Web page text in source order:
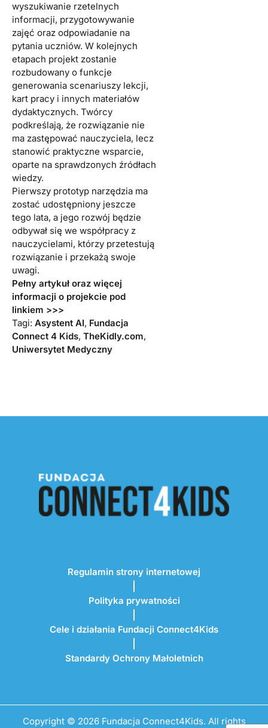
wyszukiwanie rzetelnych
informacji, przygotowywanie
zajęć oraz odpowiadanie na
pytania uczniów. W kolejnych
etapach projekt zostanie
rozbudowany o funkcje
generowania scenariuszy lekcji,
kart pracy i innych materiałów
dydaktycznych. Twórcy
podkreślają, że rozwiązanie nie
ma zastępować nauczyciela, lecz
stanowić praktyczne wsparcie,
oparte na sprawdzonych źródłach
wiedzy.
Pierwszy prototyp narzędzia ma
zostać udostępniony jeszcze
tego lata, a jego rozwój będzie
odbywał się we współpracy z
nauczycielami, którzy przetestują
rozwiązanie i przekażą swoje
uwagi.
Pełny artykuł oraz więcej
informacji o projekcie pod
linkiem >>>
Tagi: Asystent AI, Fundacja
Connect 4 Kids, TheKidly.com,
Uniwersytet Medyczny
Regulamin strony internetowej
Polityka prywatności
Cele i działania Fundacji Connect4Kids
Standardy Ochrony Małoletnich
Copyright © 2026 Fundacja Connect4Kids. All rights